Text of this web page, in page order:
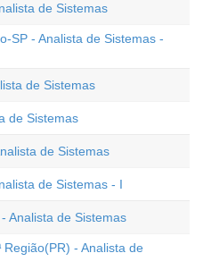
de Sistemas
SP - Analista de Sistemas -
de Sistemas
de Sistemas
de Sistemas
de Sistemas - I
Analista de Sistemas
- Analista de